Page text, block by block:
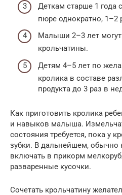
Деткам старше 1 года
пюре однократно, 1–2
Малыши 2–3 лет могут
крольчатины.
Детям 4–5 лет по
кролика в составе
продукта до 3 раз в
Как приготовить кролика
и навыков малыша.
состояния требуется, пока у
зубки. В дальнейшем, обычно
включать в прикорм
разваренные кусочки.
Сочетать крольчатину